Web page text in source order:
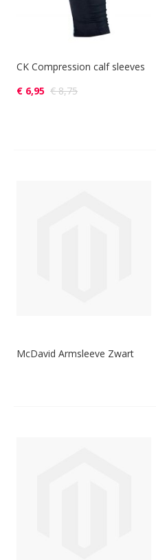
CK Compression calf sleeves
€ 6,95 € 8,75
McDavid Armsleeve Zwart